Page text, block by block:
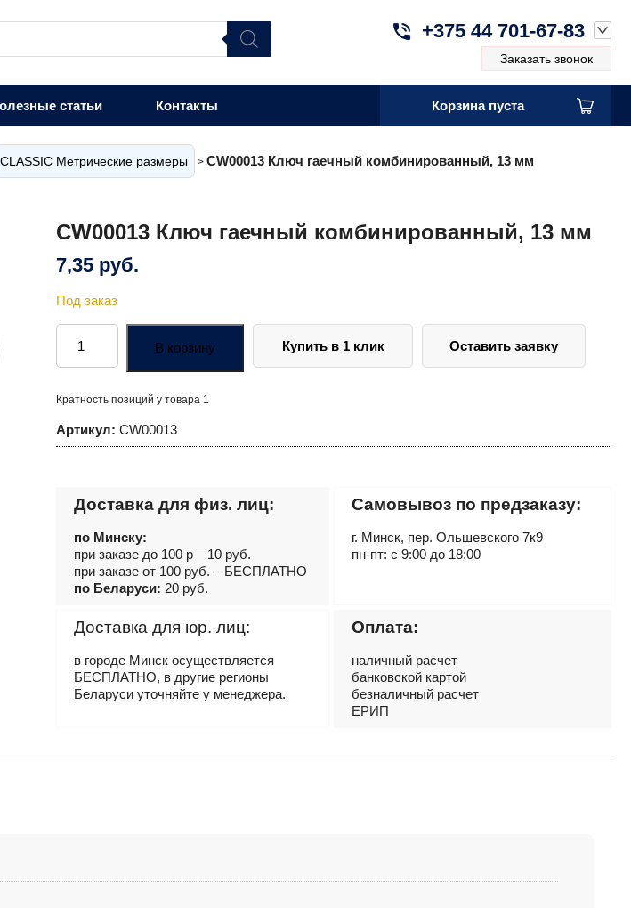
+375 44 701-67-83
Заказать звонок
статьи Контакты Корзина пуста
CLASSIC Метрические размеры > CW00013 Ключ гаечный комбинированный, 13 мм
CW00013 Ключ гаечный комбинированный, 13 мм
7,35 руб.
Под заказ
Количество
товара
CW00013
Ключ
комбинированный,
13
В корзину Оставить заявку
Купить в 1 клик
Кратность позиций у товара 1
Артикул: CW00013
Доставка для физ. лиц:
по Минску:
при заказе до 100 р – 10 руб.
при заказе от 100 руб. – БЕСПЛАТНО
по Беларуси: 20 руб.
Самовывоз по предзаказу:
г. Минск, пер. Ольшевского 7к9
пн-пт: с 9:00 до 18:00
Доставка для юр. лиц:
в городе Минск осуществляется
БЕСПЛАТНО, в другие регионы
Беларуси уточняйте у менеджера.
Оплата:
наличный расчет
банковской картой
безналичный расчет
ЕРИП